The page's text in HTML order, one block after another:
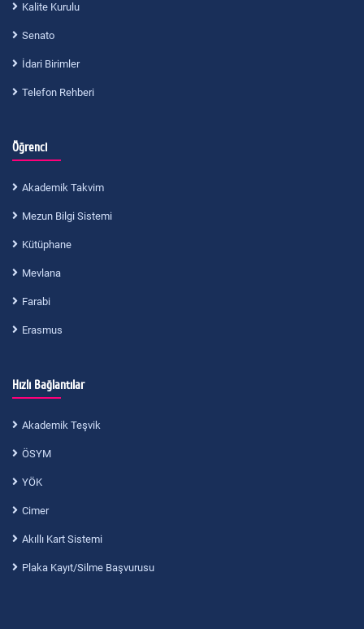
Kalite Kurulu
Senato
İdari Birimler
Telefon Rehberi
Öğrenci
Akademik Takvim
Mezun Bilgi Sistemi
Kütüphane
Mevlana
Farabi
Erasmus
Hızlı Bağlantılar
Akademik Teşvik
ÖSYM
YÖK
Cimer
Akıllı Kart Sistemi
Plaka Kayıt/Silme Başvurusu